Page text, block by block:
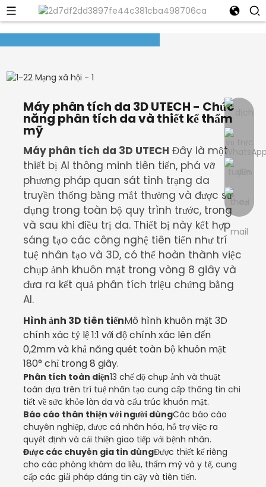
Máy phân tích da 3D UTECH - Chức
năng phân tích da và thiết kế thẩm
mỹ
Máy phân tích da 3D UTECH Đây là một
thiết bị AI thông minh tiên tiến, phá vỡ
phương pháp quan sát tình trạng da
truyền thống bằng mắt thường và được sử
dụng trong toàn bộ quy trình trước, trong
và sau khi điều trị da. Thiết bị này kết hợp
sáng tạo các công nghệ tiên tiến như trí
tuệ nhân tạo và 3D, có thể hoàn thành việc
chụp ảnh khuôn mặt trong vòng 8 giây và
đưa ra kết quả phân tích triệu chứng bằng
AI.
Hình ảnh 3D tiên tiếnMô hình khuôn mặt 3D
chính xác tỷ lệ 1:1 với độ chính xác lên đến
0,2mm và khả năng quét toàn bộ khuôn mặt
180° chỉ trong 8 giây.
Phân tích toàn diện13 chế độ chụp ảnh và thuật
toán dựa trên trí tuệ nhân tạo cung cấp thông tin chi
tiết về sức khỏe làn da và cấu trúc khuôn mặt.
Báo cáo thân thiện với người dùngCác báo cáo
chuyên nghiệp, được cá nhân hóa, hỗ trợ việc ra
quyết định và cải thiện giao tiếp với bệnh nhân.
Được các chuyên gia tin dùngĐược thiết kế riêng
cho các phòng khám da liễu, thẩm mỹ và y tế, cung
cấp các giải pháp đáng tin cậy và tiên tiến.